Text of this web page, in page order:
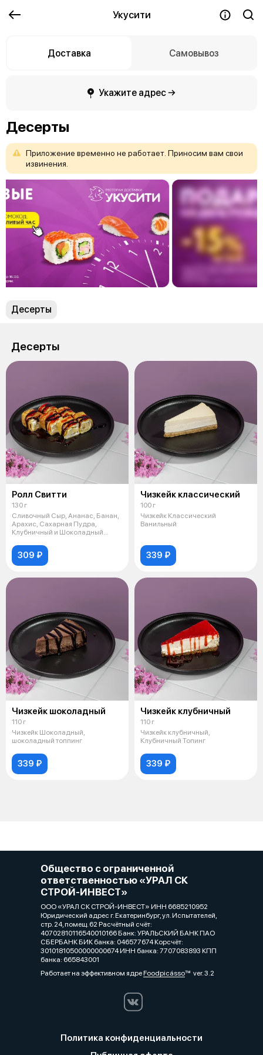
Укусити
Доставка Самовывоз
Укажите адрес →
Десерты
Приложение временно не работает. Приносим вам свои
извинения.
Десерты
Десерты
Ролл Свитти
130 г
Сливочный Сыр, Ананас, Банан,
Арахис, Сахарная Пудра,
Клубничный и Шоколадный
309 ₽
Чизкейк классический
100 г
Чизкейк Классический
Ванильный
339 ₽
Чизкейк шоколадный
110 г
Чизкейк Шоколадный,
шоколадный топпинг
339 ₽
Чизкейк клубничный
110 г
Чизкейк клубничный,
Клубничный Топинг
339 ₽
Общество с ограниченной
ответственностью «УРАЛ СК
СТРОЙ-ИНВЕСТ»
ООО «УРАЛ СК СТРОЙ-ИНВЕСТ» ИНН 6685210952
Юридический адрес г. Екатеринбург, ул. Испытателей,
стр. 24, помещ. 62 Расчётный счёт:
40702810116540010166 Банк: УРАЛЬСКИЙ БАНК ПАО
СБЕРБАНК БИК банка: 046577674 Корсчёт:
30101810500000000674 ИНН банка: 7707083893 КПП
банка: 665843001
Работает на эффективном ядреFoodpicássover. 3.2
Политика конфиденциальности